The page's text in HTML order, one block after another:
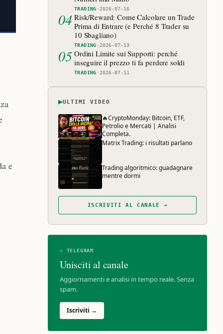
e
TRADING ·2026-07-16
04 Risk/Reward: Come Calcolare un Trade
Prima di Entrare (e Perché 8 Trader su
10 Sbagliano)
TRADING ·2026-07-13
05 Ordini Limite sui Supporti: perché
inseguire il prezzo ti fa perdere soldi
TRADING ·2026-07-11
▶ULTIMI VIDEO
🔥CryptoMonday: Bitcoin, ETF,
Petrolio e Mercati | Analisi
Completa.
Matrix Trading: i risultati parlano
Trading algoritmico: guadagnare
mentre dormi
ISCRIVITI AL CANALE →
✈ TELEGRAM
Unisciti al canale
Aggiornamenti e analisi in tempo reale. Senza
spam.
Iscriviti →